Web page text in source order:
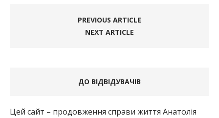
PREVIOUS ARTICLE
NEXT ARTICLE
ДО ВІДВІДУВАЧІВ
Цей сайт – продовження справи життя Анатолія